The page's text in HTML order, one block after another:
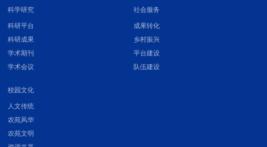
科学研究
科研平台
科研成果
学术期刊
学术会议
社会服务
成果转化
乡村振兴
平台建设
队伍建设
校园文化
人文传统
农苑风华
农苑文明